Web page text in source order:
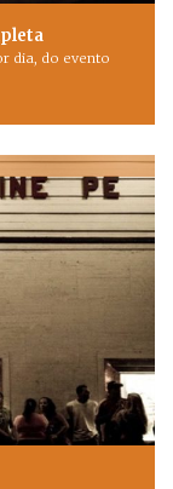
dia, do evento